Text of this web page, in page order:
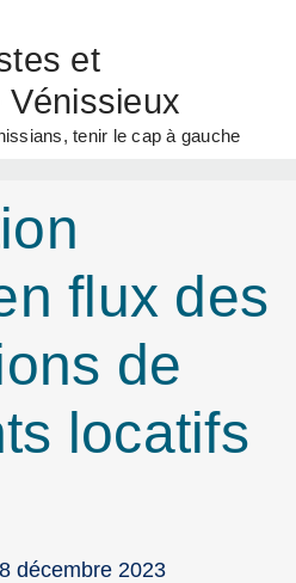
et
tenir le cap à gauche
flux des
de
locatifs
décembre 2023